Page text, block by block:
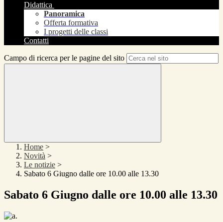
Didattica
Panoramica
Offerta formativa
I progetti delle classi
Contatti
Campo di ricerca per le pagine del sito
Home >
Novità >
Le notizie >
Sabato 6 Giugno dalle ore 10.00 alle 13.30
Sabato 6 Giugno dalle ore 10.00 alle 13.30
.